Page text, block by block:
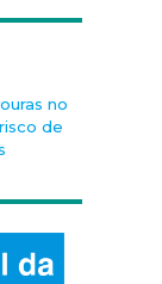
no
de